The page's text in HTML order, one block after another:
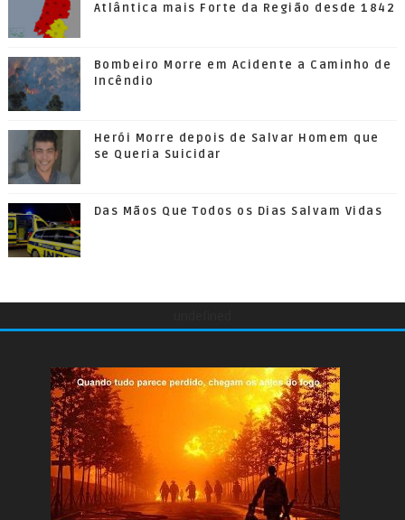
Atlântica mais Forte da Região desde 1842
Bombeiro Morre em Acidente a Caminho de
Incêndio
Herói Morre depois de Salvar Homem que
se Queria Suicidar
Das Mãos Que Todos os Dias Salvam Vidas